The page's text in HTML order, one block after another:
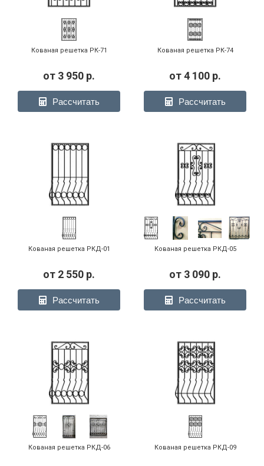
Кованая решетка РК-71
от 3 950 р.
Рассчитать
Кованая решетка РК-74
от4 100 р.
Рассчитать
Кованая решетка РКД-01
от 2 550 р.
Рассчитать
Кованая решетка РКД-05
от 3 090 р.
Рассчитать
Кованая решетка РКД-06 Кованая решетка РКД-09